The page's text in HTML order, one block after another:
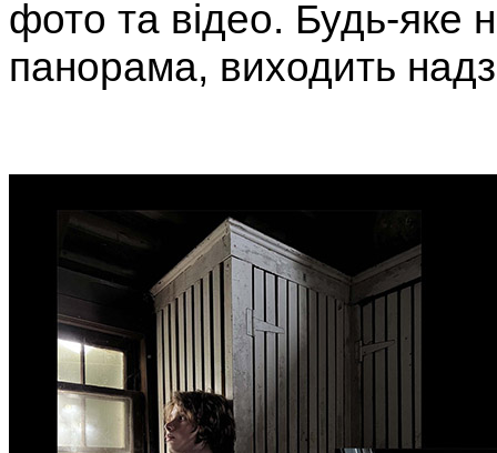
фото та відео. Будь-яке
панорама, виходить